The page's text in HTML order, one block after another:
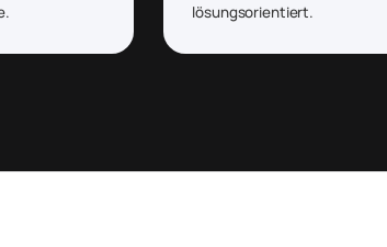
lösungsorientiert.